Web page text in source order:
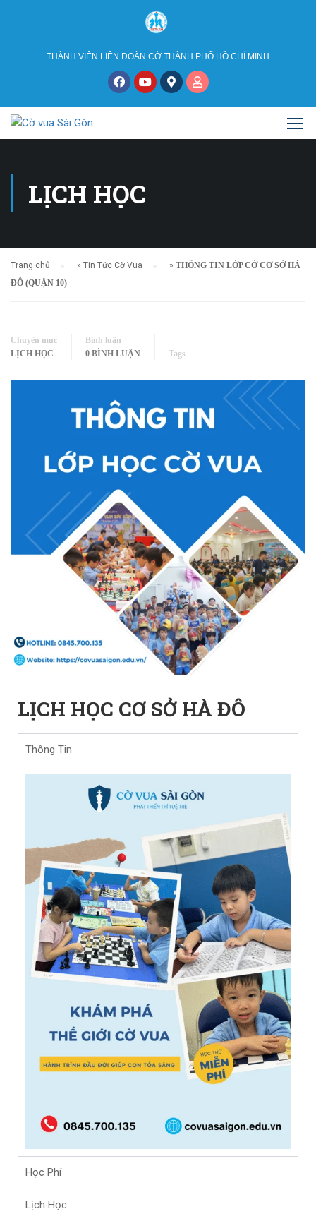
THÀNH VIÊN LIÊN ĐOÀN CỜ THÀNH PHỐ HỒ CHÍ MINH
LỊCH HỌC
Trang chủ » Tin Tức Cờ Vua » THÔNG TIN LỚP CỜ CƠ SỞ HÀ
ĐÔ (QUẬN 10)
Chuyên mục
LỊCH HỌC
Bình luận
0 BÌNH LUẬN
Tags
LỊCH HỌC CƠ SỞ HÀ ĐÔ
Thông Tin
Học Phí
Lịch Học